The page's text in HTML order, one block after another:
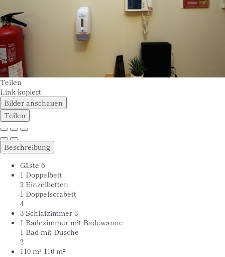
Teilen
Link kopiert
Bilder anschauen
Teilen
Beschreibung
Gäste 6
1 Doppelbett
2 Einzelbetten
1 Doppelsofabett
4
3 Schlafzimmer 3
1 Badezimmer mit Badewanne
1 Bad mit Dusche
2
110 m² 110 m²